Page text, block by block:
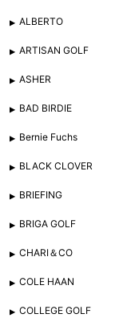
ALBERTO
ARTISAN GOLF
ASHER
BAD BIRDIE
Bernie Fuchs
BLACK CLOVER
BRIEFING
BRIGA GOLF
CHARI＆CO
COLE HAAN
COLLEGE GOLF